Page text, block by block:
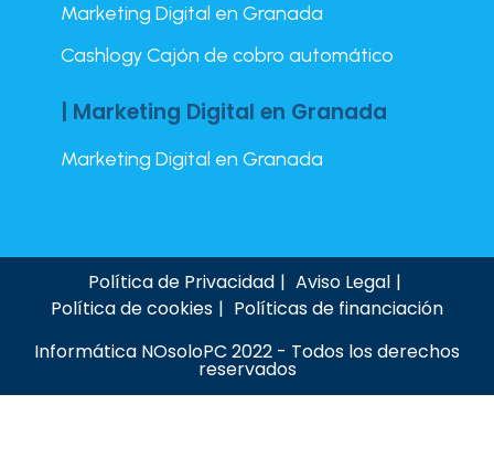
Marketing Digital en Granada
Cashlogy Cajón de cobro automático
| Marketing Digital en Granada
Marketing Digital en Granada
Política de Privacidad
Aviso Legal
Política de cookies
Políticas de financiación
Informática NOsoloPC 2022 - Todos los derechos
reservados